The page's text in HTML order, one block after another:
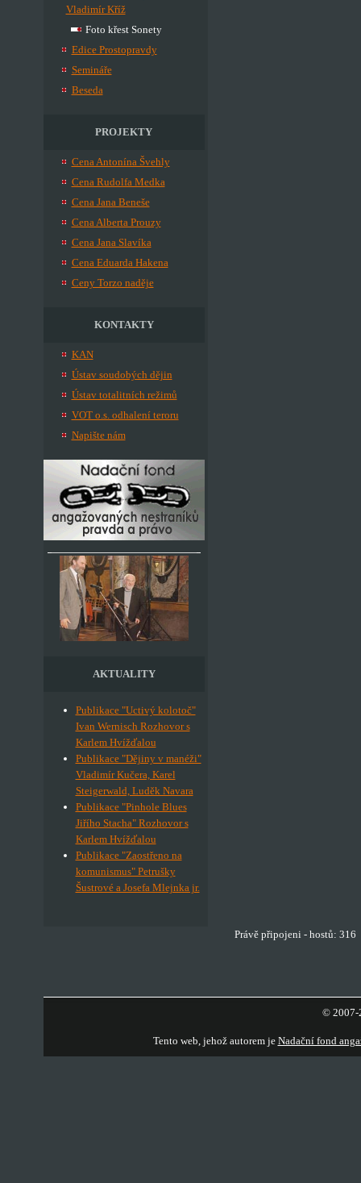
Vladimír Kříž
Foto křest Sonety
Edice Prostopravdy
Semináře
Beseda
PROJEKTY
Cena Antonína Švehly
Cena Rudolfa Medka
Cena Jana Beneše
Cena Alberta Prouzy
Cena Jana Slavíka
Cena Eduarda Hakena
Ceny Torzo naděje
KONTAKTY
KAN
Ústav soudobých dějin
Ústav totalitních režimů
VOT o.s. odhalení teroru
Napište nám
AKTUALITY
Publikace "Uctivý kolotoč"
Ivan Wernisch Rozhovor s
Karlem Hvížďalou
Publikace "Dějiny v manéži"
Vladimír Kučera, Karel
Steigerwald, Luděk Navara
Publikace "Pinhole Blues
Jiřího Stacha" Rozhovor s
Karlem Hvížďalou
Publikace "Zaostřeno na
komunismus" Petrušky
Šustrové a Josefa Mlejnka jr.
Právě připojeni - hostů: 316
© 2007-
Tento web, jehož autorem je Nadační fond